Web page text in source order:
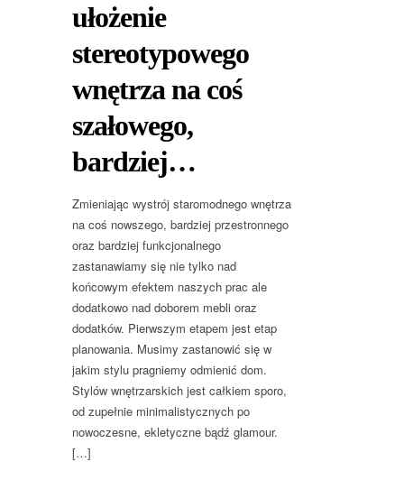
ułożenie
stereotypowego
wnętrza na coś
szałowego,
bardziej…
Zmieniając wystrój staromodnego wnętrza
na coś nowszego, bardziej przestronnego
oraz bardziej funkcjonalnego
zastanawiamy się nie tylko nad
końcowym efektem naszych prac ale
dodatkowo nad doborem mebli oraz
dodatków. Pierwszym etapem jest etap
planowania. Musimy zastanowić się w
jakim stylu pragniemy odmienić dom.
Stylów wnętrzarskich jest całkiem sporo,
od zupełnie minimalistycznych po
nowoczesne, ekletyczne bądź glamour.
[…]